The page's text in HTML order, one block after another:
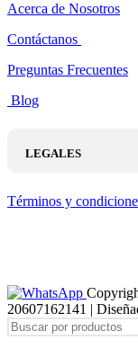
Acerca de Nosotros
Contáctanos
Preguntas Frecuentes
Blog
LEGALES
Términos y
20607162141 |